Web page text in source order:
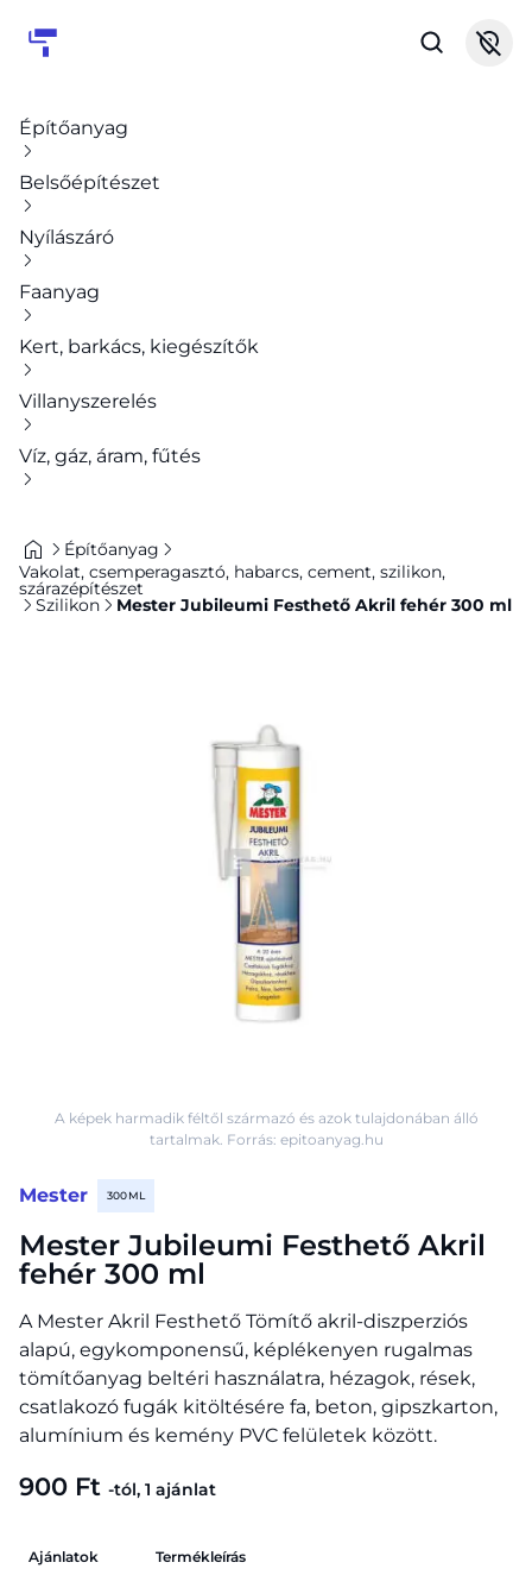
Építőanyag
Belsőépítészet
Nyílászáró
Faanyag
Kert, barkács, kiegészítők
Villanyszerelés
Víz, gáz, áram, fűtés
Építőanyag
Vakolat, csemperagasztó, habarcs, cement, szilikon,
szárazépítészet
Szilikon Mester Jubileumi Festhető Akril fehér 300 ml
Mester 300 ML
Mester Jubileumi Festhető Akril
fehér 300 ml
A Mester Akril Festhető Tömítő akril-diszperziós
alapú, egykomponensű, képlékenyen rugalmas
tömítőanyag beltéri használatra, hézagok, rések,
csatlakozó fugák kitöltésére fa, beton, gipszkarton,
alumínium és kemény PVC felületek között.
900 Ft -tól, 1 ajánlat
A képek harmadik féltől származó és azok tulajdonában álló
tartalmak. Forrás: epitoanyag.hu
Ajánlatok Termékleírás